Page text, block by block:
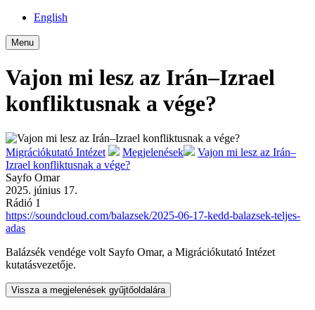
English
Menu
Vajon mi lesz az Irán–Izrael
konfliktusnak a vége?
Migrációkutató Intézet Megjelenések
Vajon mi lesz az Irán–
Izrael konfliktusnak a vége?
Sayfo Omar
2025. június 17.
Rádió 1
https://soundcloud.com/balazsek/2025-06-17-kedd-balazsek-teljes-
adas
Balázsék vendége volt Sayfo Omar, a Migrációkutató Intézet
kutatásvezetője.
Vissza a megjelenések gyűjtőoldalára